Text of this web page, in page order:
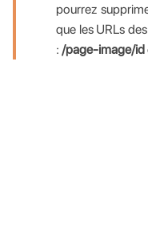
pourrez
que les URLs
: /page-image/id